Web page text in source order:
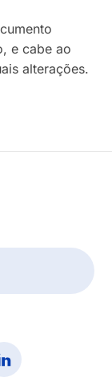
e cabe ao
alterações.